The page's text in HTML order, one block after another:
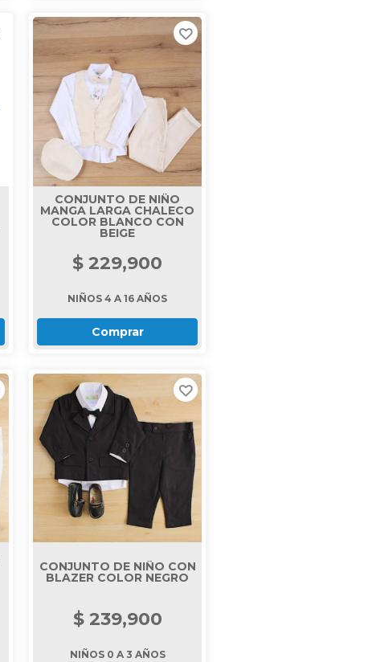
CONJUNTO DE NIÑO
MANGA LARGA CHALECO
COLOR BLANCO CON
BEIGE
$ 229,900
NIÑOS 4 A 16 AÑOS
Comprar
CONJUNTO DE NIÑO CON
BLAZER COLOR NEGRO
$ 239,900
NIÑOS 0 A 3 AÑOS